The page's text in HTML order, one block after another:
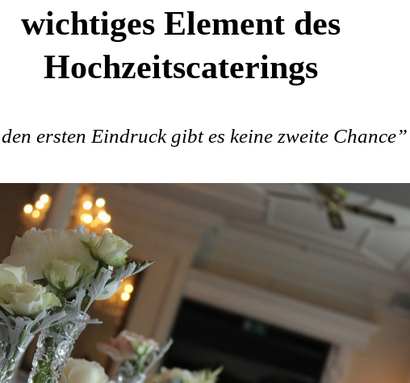
wichtiges Element des
Hochzeitscaterings
ersten Eindruck gibt es keine zweite Chance”